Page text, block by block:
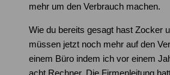
mehr um den Verbrauch machen.
Wie du bereits gesagt hast Zocker
müssen jetzt noch mehr auf den
einem Büro indem ich vor einem
acht Rechner. Die Firmenleitung